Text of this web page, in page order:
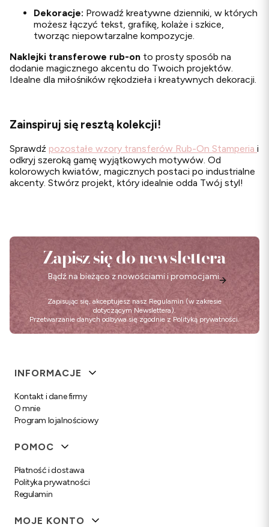
Dekoracje: Prowadź kreatywne dzienniki, w których
możesz łączyć tekst, grafikę, kolaże i szkice,
tworząc niepowtarzalne kompozycje.
Naklejki transferowe rub-on to prosty sposób na
dodanie magicznego akcentu do Twoich projektów.
Idealne dla miłośników rękodzieła i kreatywnych dekoracji.
Zainspiruj się resztą kolekcji!
Sprawdź pozostałe wzory transferów Rub-On Stamperia i
odkryj szeroką gamę wyjątkowych motywów. Od
kolorowych kwiatów, magicznych postaci po industrialne
akcenty. Stwórz projekt, który idealnie odda Twój styl!
Zapisz się do newslettera
Bądź na bieżąco z nowościami i promocjami.
Zapisując się, akceptujesz nasz Regulamin (w zakresie
dotyczącym Newslettera).
Przetwarzanie danych odbywa się zgodnie z Polityką prywatności.
Linki w stopce
INFORMACJE
Kontakt i dane firmy
O mnie
Program lojalnościowy
POMOC
Płatność i dostawa
Polityka prywatności
Regulamin
MOJE KONTO